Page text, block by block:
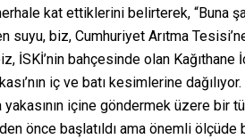
kat ettiklerini belirterek, “Buna
suyu, biz, Cumhuriyet Arıtma
İSKİ’nin bahçesinde olan Kağıthane
iç ve batı kesimlerine dağılıyor.
yakasının içine göndermek üzere bir
önce başlatıldı ama önemli ölçüde